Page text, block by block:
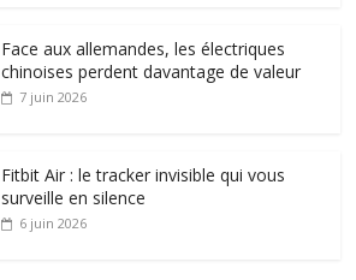
Face aux allemandes, les électriques
chinoises perdent davantage de valeur
7 juin 2026
Fitbit Air : le tracker invisible qui vous
surveille en silence
6 juin 2026